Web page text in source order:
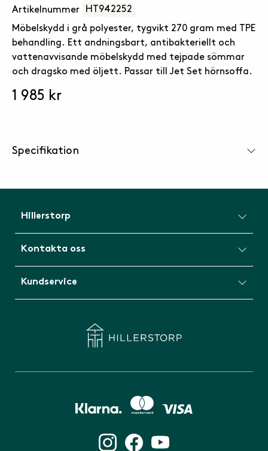
Artikelnummer HT942252
Möbelskydd i grå polyester, tygvikt 270 gram med TPE
behandling. Ett andningsbart, antibakteriellt och
vattenavvisande möbelskydd med tejpade sömmar
och dragsko med öljett. Passar till Jet Set hörnsoffa.
1 985 kr
Specifikation
Hillerstorp
Kontakta oss
Kundservice